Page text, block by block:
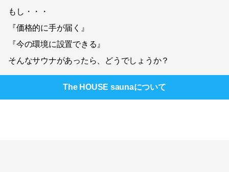
もし・・・
『価格的に手が届く』
『今の環境に設置できる』
そんなサウナがあったら、どうでしょうか？
The HOUSE saunaについて